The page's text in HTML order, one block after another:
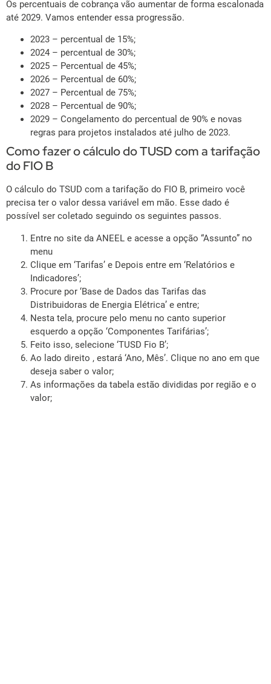
Os percentuais de cobrança vão aumentar de forma escalonada
até 2029. Vamos entender essa progressão.
2023 – percentual de 15%;
2024 – percentual de 30%;
2025 – Percentual de 45%;
2026 – Percentual de 60%;
2027 – Percentual de 75%;
2028 – Percentual de 90%;
2029 – Congelamento do percentual de 90% e novas
regras para projetos instalados até julho de 2023.
Como fazer o cálculo do TUSD com a tarifação
do FIO B
O cálculo do TSUD com a tarifação do FIO B, primeiro você
precisa ter o valor dessa variável em mão. Esse dado é
possível ser coletado seguindo os seguintes passos.
Entre no site da ANEEL e acesse a opção “Assunto” no
menu
Clique em ‘Tarifas’ e Depois entre em ‘Relatórios e
Indicadores’;
Procure por ‘Base de Dados das Tarifas das
Distribuidoras de Energia Elétrica’ e entre;
Nesta tela, procure pelo menu no canto superior
esquerdo a opção ‘Componentes Tarifárias’;
Feito isso, selecione ‘TUSD Fio B’;
Ao lado direito , estará ‘Ano, Mês’. Clique no ano em que
deseja saber o valor;
As informações da tabela estão divididas por região e o
valor;